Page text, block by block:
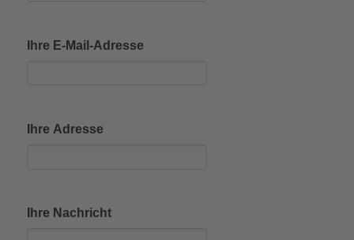
Ihre E-Mail-Adresse
Ihre Adresse
Ihre Nachricht